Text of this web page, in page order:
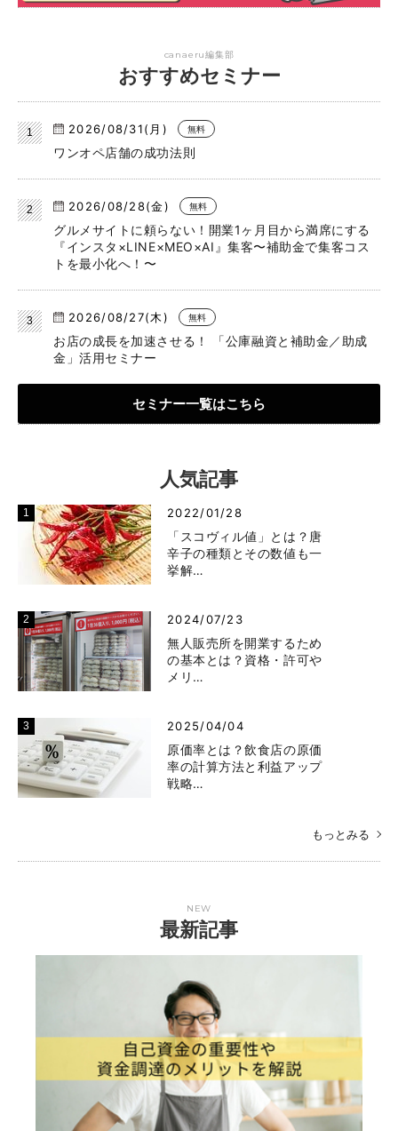
canaeru編集部
おすすめセミナー
2026/08/31(月) 無料
ワンオペ店舗の成功法則
2026/08/28(金) 無料
グルメサイトに頼らない！開業1ヶ月目から満席にする
『インスタ×LINE×MEO×AI』集客〜補助金で集客コス
トを最小化へ！〜
2026/08/27(木) 無料
お店の成長を加速させる！ 「公庫融資と補助金／助成
金」活用セミナー
セミナー一覧はこちら
人気記事
2022/01/28
「スコヴィル値」とは？唐
辛子の種類とその数値も一
挙解…
2024/07/23
無人販売所を開業するため
の基本とは？資格・許可や
メリ…
2025/04/04
原価率とは？飲食店の原価
率の計算方法と利益アップ
戦略…
もっとみる
NEW
最新記事